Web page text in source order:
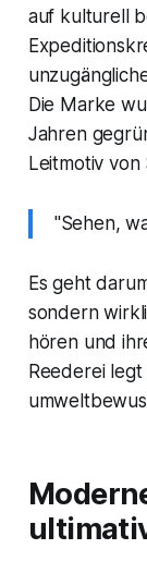
auf kulturell
Die Marke
Jahren
Leitmotiv von
"Sehen,
Es geht
sondern
hören und
Reederei